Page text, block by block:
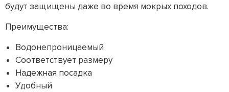
будут защищены даже во время мокрых походов.
Преимущества:
Водонепроницаемый
Соответствует размеру
Надежная посадка
Удобный